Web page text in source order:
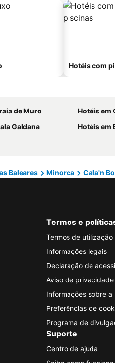
Hotéis com
de Muro Hotéis em
Galdana Hotéis em
Baleares Minorca Cala'n
Termos e
Termos de utilização
Informações legais
Declaração de
Aviso de privacidade
Informações sobre a
Preferências de
Programa de
Suporte
Centro de ajuda